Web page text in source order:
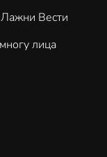
Лажни Вести
лица